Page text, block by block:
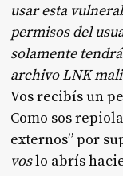
usar esta
permisos del
solamente
archivo LNK
Vos recibís un
Como sos
externos” por
voslo abrís